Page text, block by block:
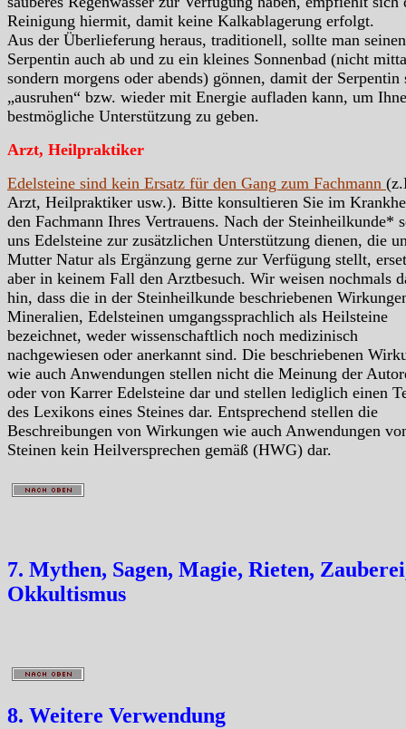
Reinigung hiermit, damit keine Kalkablagerung erfolgt.
Aus der Überlieferung heraus, traditionell, sollte man seinen
Serpentin auch ab und zu ein kleines Sonnenbad (nicht
sondern morgens oder abends) gönnen, damit der Serpentin
„ausruhen“ bzw. wieder mit Energie aufladen kann, um
bestmögliche Unterstützung zu geben.
Arzt, Heilpraktiker
Edelsteine sind kein Ersatz für den Gang zum Fachmann
Arzt, Heilpraktiker usw.). Bitte konsultieren Sie im
den Fachmann Ihres Vertrauens. Nach der Steinheilkunde*
uns Edelsteine zur zusätzlichen Unterstützung dienen, die
Mutter Natur als Ergänzung gerne zur Verfügung stellt,
aber in keinem Fall den Arztbesuch. Wir weisen nochmals
hin, dass die in der Steinheilkunde beschriebenen
Mineralien, Edelsteinen umgangssprachlich als Heilsteine
bezeichnet, weder wissenschaftlich noch medizinisch
nachgewiesen oder anerkannt sind. Die beschriebenen
wie auch Anwendungen stellen nicht die Meinung der
oder von Karrer Edelsteine dar und stellen lediglich einen
des Lexikons eines Steines dar. Entsprechend stellen die
Beschreibungen von Wirkungen wie auch Anwendungen
Steinen kein Heilversprechen gemäß (HWG) dar.
7. Mythen, Sagen, Magie, Rieten,
Okkultismus
8. Weitere Verwendung